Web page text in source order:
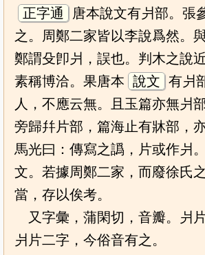
正字通
唐本說文有爿部。張
之。周鄭二家皆以李說爲然。
鄭謂殳卽爿，誤也。判木之說
素稱博洽。果唐本 說文 有爿
人，不應云無。且玉篇亦無爿
旁歸幷片部，篇海止有牀部，
馬光曰：傳寫之譌，片或作爿
文。若據周鄭二家，而廢徐氏
當，存以俟考。
又字彙，蒲閑切，音瓣。爿
爿片二字，今俗音有之。